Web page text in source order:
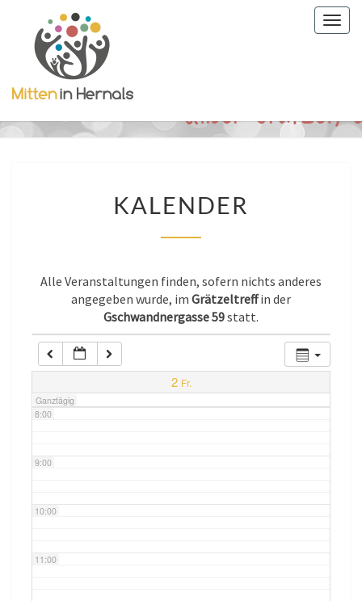
KALENDER
Alle Veranstaltungen finden, sofern nichts anderes
angegeben wurde, im Grätzeltreffin der
Gschwandnergasse 59statt.
2 Fr.
Ganztägig
0:00
1:00
2:00
7:00
8:00
9:00
10:00
11:00